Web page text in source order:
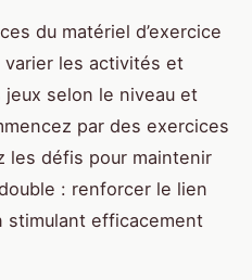
du matériel d’exercice
les activités et
jeux selon le niveau et
par des exercices
les défis pour maintenir
: renforcer le lien
stimulant efficacement